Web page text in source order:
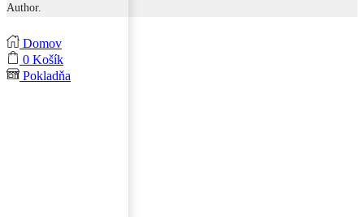
Author.
Domov
0 Košík
Pokladňa